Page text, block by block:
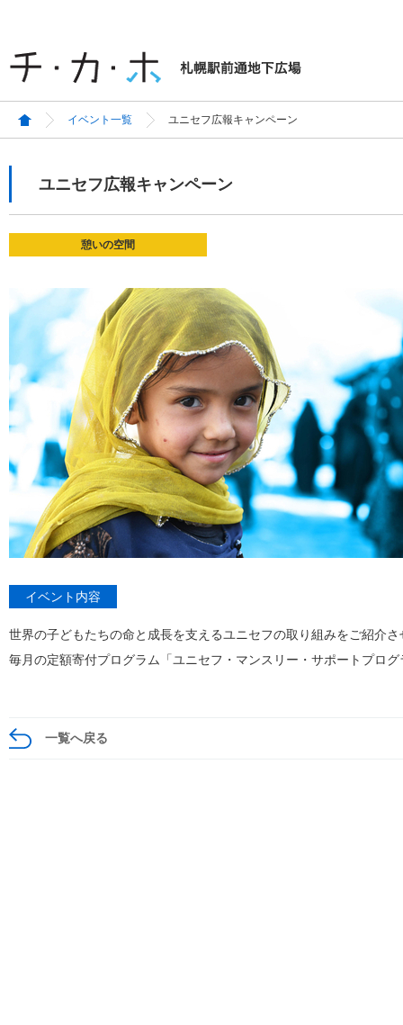
イベント一覧 ユニセフ広報キャンペーン
ユニセフ広報キャンペーン
憩いの空間
イベント内容
世界の子どもたちの命と成長を支えるユニセフの取り組みをご紹介
毎月の定額寄付プログラム「ユニセフ・マンスリー・サポートプロ
一覧へ戻る